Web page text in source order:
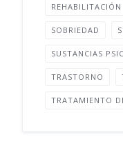
REHABILITACIÓN
SOBRIEDAD
SUSTANCIAS
TRASTORNO
TRATAMIENTO